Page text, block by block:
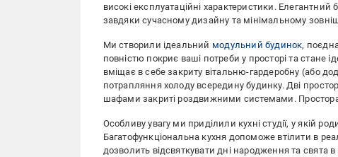
високі експлуатаційні характеристики.
завдяки cучасному дизайну та мінімальному
Ми створили ідеальний модульний будинок,
повністю покриє ваші потреби у просторі та
вміщає в себе закриту вітальню-гардеробну
потрапляння холоду всередину будинку. Дві
шафами закриті роздвижними системами.
Особливу увагу ми приділили кухні студії, у якій
Багатофункціональна кухня допоможе втілити в
дозволить відсвяткувати дні народження та свята